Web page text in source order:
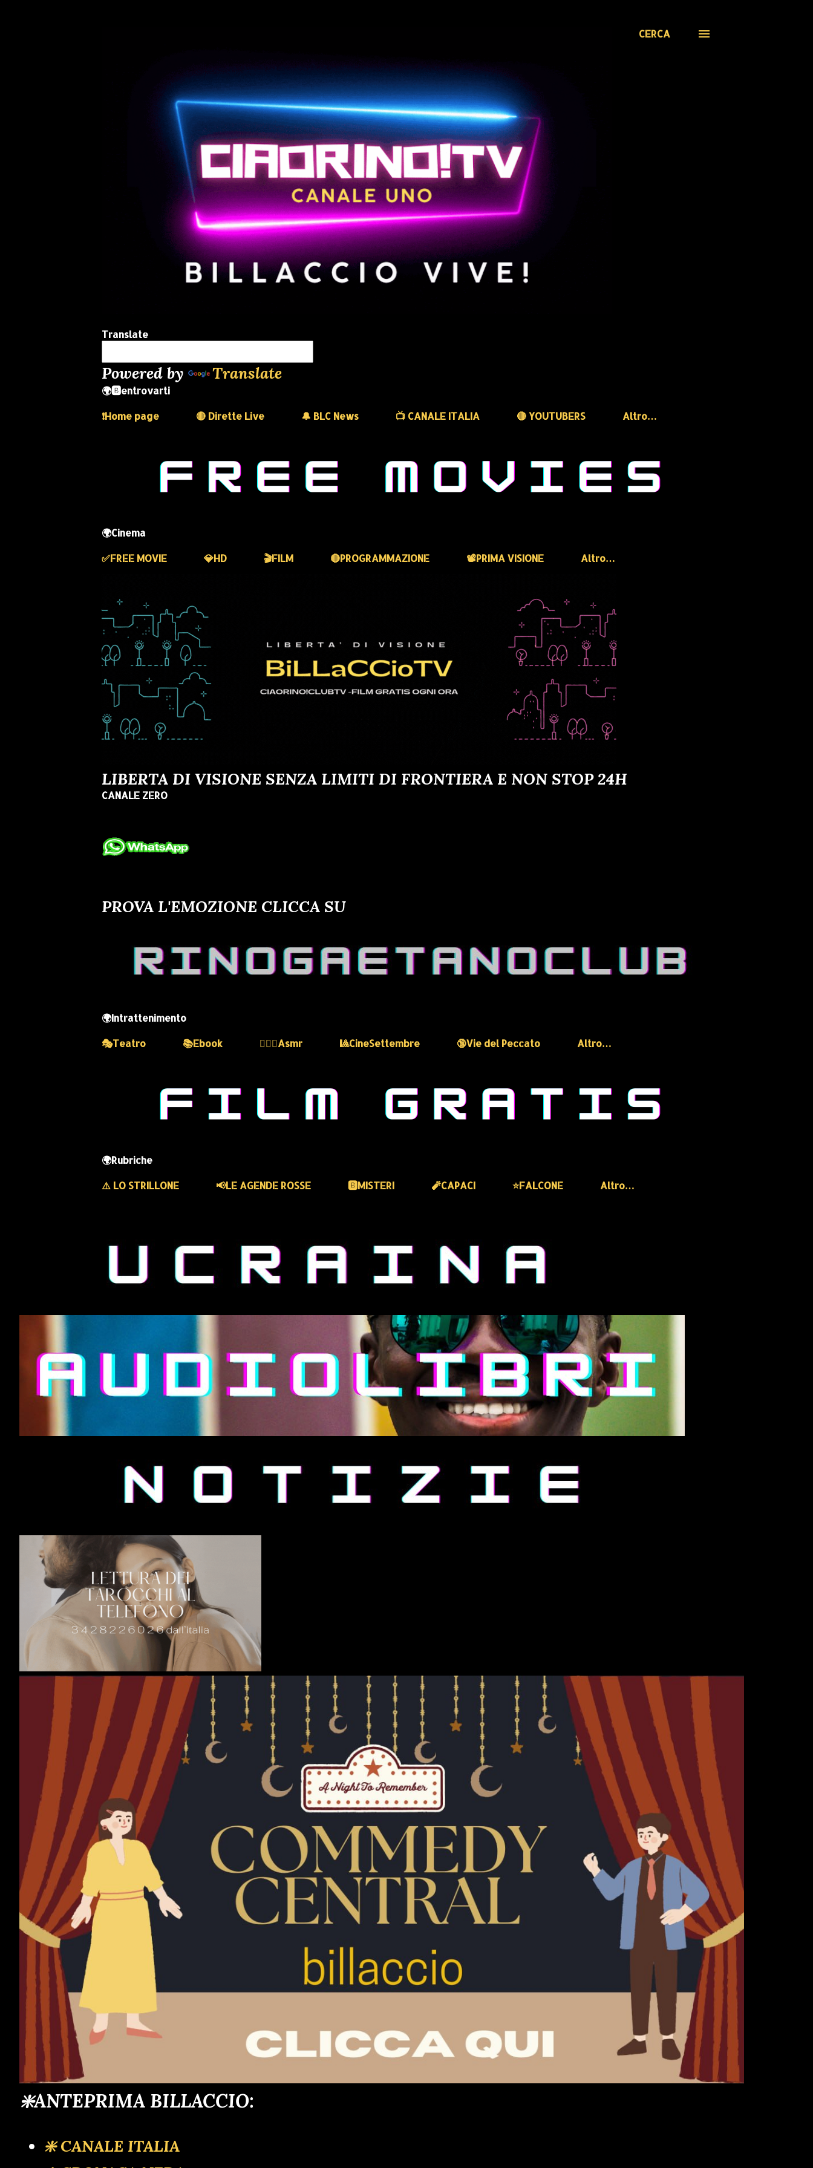
CERCA
Translate
Powered by Translate
🌍🅱️entrovarti
❗️Home page
🔴 Dirette Live 🔔 BLC News 📺 CANALE ITALIA 🔴 YOUTUBERS Altro…
🌍Cinema
✅️FREE MOVIE
💎HD 🎬FILM 🔴PROGRAMMAZIONE 📽️PRIMA VISIONE Altro…
LIBERTA DI VISIONE SENZA LIMITI DI FRONTIERA E NON STOP 24H
CANALE ZERO
PROVA L'EMOZIONE CLICCA SU
🌍Intrattenimento
🎭Teatro
📚Ebook 💆🏻‍♀️Asmr 🎱CineSettembre 🔞Vie del Peccato Altro…
🌍Rubriche
⚠️ LO STRILLONE
📢LE AGENDE ROSSE 🅱️MISTERI 🧨CAPACI ⭐️FALCONE Altro…
❇️ANTEPRIMA BILLACCIO:
❇️ CANALE ITALIA